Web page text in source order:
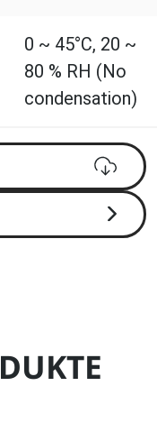
0 ~ 45°C, 20 ~
80 % RH (No
condensation)